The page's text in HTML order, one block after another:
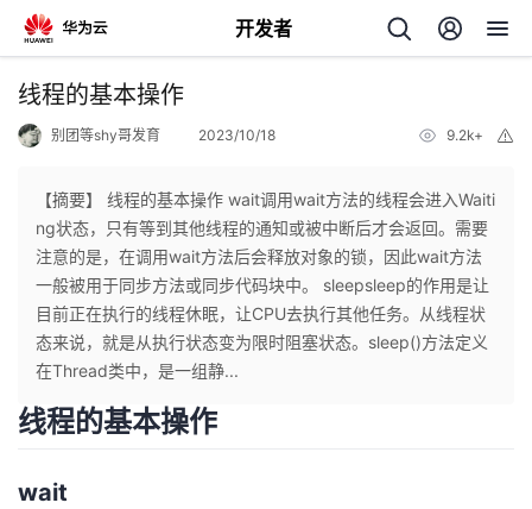
开发者
返
个
人
主
我
的
线程的基本操作
别团等shy哥发育 2023/10/18 9.2k+
【摘要】 线程的基本操作 wait调用wait方法的线程会进入Waiti
ng状态，只有等到其他线程的通知或被中断后才会返回。需要
注意的是，在调用wait方法后会释放对象的锁，因此wait方法
一般被用于同步方法或同步代码块中。 sleepsleep的作用是让
目前正在执行的线程休眠，让CPU去执行其他任务。从线程状
态来说，就是从执行状态变为限时阻塞状态。sleep()方法定义
在Thread类中，是一组静...
线程的基本操作
wait